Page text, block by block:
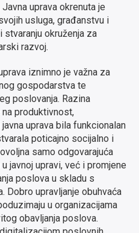
Javna uprava okrenuta je
usluga, građanstvu i
okruženja za
razvoj.
iznimno je važna za
gospodarstva te
poslovanja. Razina
produktivnost,
uprava bila funkcionalan
poticajno socijalno i
samo odgovarajuća
javnoj upravi, već i promjene
poslova u skladu s
Dobro upravljanje obuhvaća
u organizacijama
obavljanja poslova.